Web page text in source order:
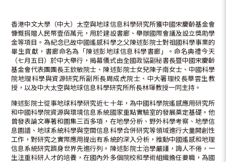
香港中文大學（中大）太空與地球信息科學研究所獲中國宋慶齡基金會
慷慨捐贈人民幣壹佰萬元，用於建設書廊、舉辦國際會議及設立獎助學
金等項目。為紀念已故中國遙感科學之父陳述彭院士對祖國科學事業的
畢生貢獻，書廊命名為「陳述彭地球信息科學書廊」。命名典禮今天
（七月五日）於中大舉行，揭幕儀式由全國政協副秘書長暨中國宋慶齡
基金會代表團團長王欽敏院士、陳述彭院士女兒陳子南女士、中國科學
院地理科學與資源研究所副所長周成虎院士、中大署理校長華雲生教
授，以及中大太空與地球信息科學研究所所長林琿教授一同主持。
陳述彭院士從事地球科學研究近七十年，為中國科學院遙感應用研究所
和中國科學院資源與環境信息系統國家重點實驗室的發展奠定基礎。他
曾發表論文專著和圖集三百多項，在地學分析、野外科學考察、地學信
息圖譜、地球系統科學與空間信息科學合併研究等領域進行大量開創性
工作，對研究之實際應用提出有系統的深入分析，推動中國遙感和地理
信息系統研究躋身世界先進行列。陳述彭院士治學嚴謹，誨人不倦，一
生注重科研人才的培養，在國內外多個院校和學術組織擔任要職，為國